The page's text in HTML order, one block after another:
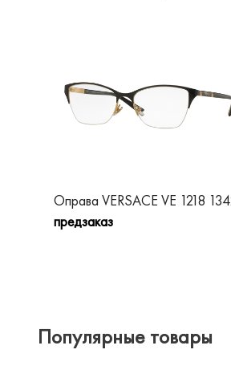
Оправа VERSACE VE 1218
предзаказ
Популярные товары